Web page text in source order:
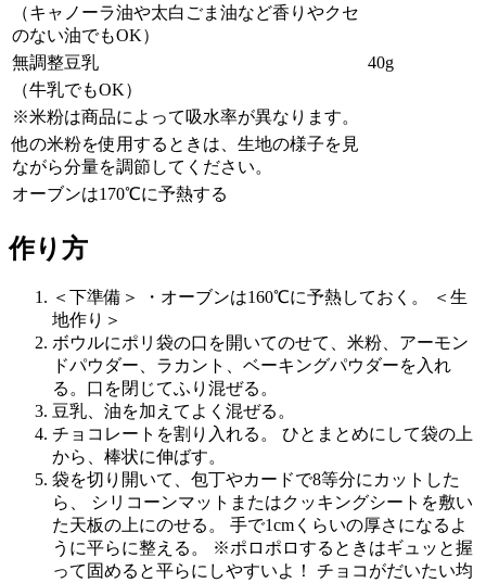
（キャノーラ油や太白ごま油など香りやクセ
のない油でもOK）
無調整豆乳
40g
（牛乳でもOK）
※米粉は商品によって吸水率が異なります。
他の米粉を使用するときは、生地の様子を見
ながら分量を調節してください。
オーブンは170℃に予熱する
作り方
＜下準備＞ ・オーブンは160℃に予熱しておく。 ＜生
地作り＞
ボウルにポリ袋の口を開いてのせて、米粉、アーモン
ドパウダー、ラカント、ベーキングパウダーを入れ
る。口を閉じてふり混ぜる。
豆乳、油を加えてよく混ぜる。
チョコレートを割り入れる。 ひとまとめにして袋の上
から、棒状に伸ばす。
袋を切り開いて、包丁やカードで8等分にカットした
ら、 シリコーンマットまたはクッキングシートを敷い
た天板の上にのせる。 手で1cmくらいの厚さになるよ
うに平らに整える。 ※ポロポロするときはギュッと握
って固めると平らにしやすいよ！ チョコがだいたい均